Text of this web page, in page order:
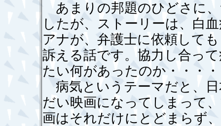
あまりの邦題のひどさに
したが、ストーリーは、白
アナが、弁護士に依頼して
訴える話です。協力し合っ
たい何があったのか・・・・
病気というテーマだと、
だい映画になってしまって
画はそれだけにとどまらず